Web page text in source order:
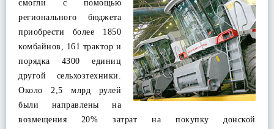
смогли с помощью
регионального бюджета
приобрести более 1850
комбайнов, 161 трактор и
порядка 4300 единиц
другой сельхозтехники.
Около 2,5 млрд рулей
были направлены на
возмещения 20% затрат на покупку донской